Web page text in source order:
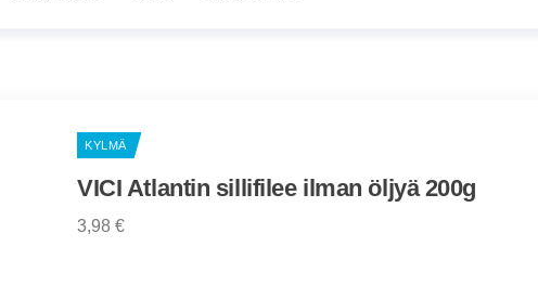
KYLMÄ
VICI Atlantin sillifilee ilman öljyä 200g
3,98€